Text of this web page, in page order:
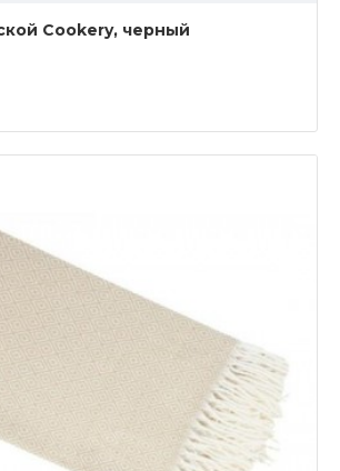
Cookery, черный